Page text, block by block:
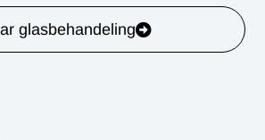
glasbehandeling